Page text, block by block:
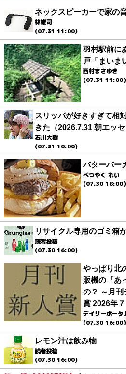
ネックスピーカーで家の
林雄司
(07.31 11:00)
羽村駅前に
戸「まいま
西村まさゆき
(07.31 11:00)
スリッパが好きすぎて相
きた（2026.7.31 朝エッセ
石川大樹
(07.31 10:00)
バターバー
べつやく れい
(07.30 18:00)
リサイクル専用のゴミ箱
読者投稿
(07.30 16:00)
やっぱり北
販機の「あ
の？ ～月刊
賞 2026年
デイリーポータ
(07.30 16:00)
レモン汁は飲み物
読者投稿
(07.30 16:00)